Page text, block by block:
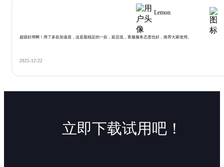
Lemon
超级好用啊！用了多款加速器，这是最稳定的一款，延迟低，客服服务态度也好，推荐大家使用。
2025-12-22
立即下载试用吧！